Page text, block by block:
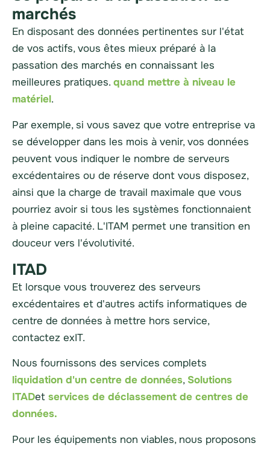
marchés
En disposant des données pertinentes sur l'état
de vos actifs, vous êtes mieux préparé à la
passation des marchés en connaissant les
meilleures pratiques. quand mettre à niveau le
matériel.
Par exemple, si vous savez que votre entreprise va
se développer dans les mois à venir, vos données
peuvent vous indiquer le nombre de serveurs
excédentaires ou de réserve dont vous disposez,
ainsi que la charge de travail maximale que vous
pourriez avoir si tous les systèmes fonctionnaient
à pleine capacité. L'ITAM permet une transition en
douceur vers l'évolutivité.
ITAD
Et lorsque vous trouverez des serveurs
excédentaires et d'autres actifs informatiques de
centre de données à mettre hors service,
contactez exIT.
Nous fournissons des services complets
liquidation d'un centre de données, Solutions
ITADet services de déclassement de centres de
données.
Pour les équipements non viables, nous proposons